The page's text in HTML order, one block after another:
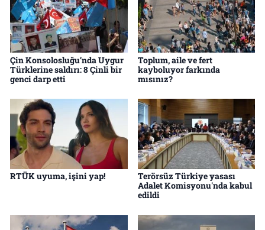
Çin Konsolosluğu’nda Uygur
Türklerine saldırı: 8 Çinli bir
genci darp etti
Toplum, aile ve fert
kayboluyor farkında
mısınız?
RTÜK uyuma, işini yap!
Terörsüz Türkiye yasası
Adalet Komisyonu'nda kabul
edildi